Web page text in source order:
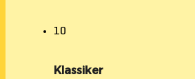
10
Klassiker